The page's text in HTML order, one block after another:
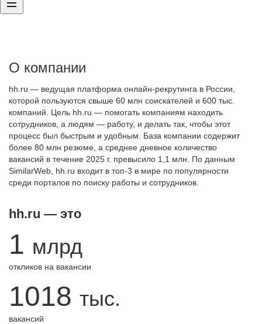
О компании
hh.ru — ведущая платформа онлайн-рекрутинга в России,
которой пользуются свыше 60 млн соискателей и 600 тыс.
компаний. Цель hh.ru — помогать компаниям находить
сотрудников, а людям — работу, и делать так, чтобы этот
процесс был быстрым и удобным. База компании содержит
более 80 млн резюме, а среднее дневное количество
вакансий в течение 2025 г. превысило 1,1 млн. По данным
SimilarWeb, hh.ru входит в топ-3 в мире по популярности
среди порталов по поиску работы и сотрудников.
hh.ru — это
1 млрд
откликов на вакансии
1018 тыс.
вакансий